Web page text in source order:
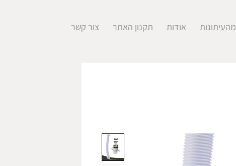
צור קשר תקנון האתר אודות מהעיתונות